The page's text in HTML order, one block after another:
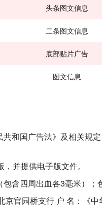
头条图文信息
二条图文信息
底部贴片广告
图文信息
和国广告法》及相关规
并提供电子版文件。
含四周出血各3毫米）
京官园桥支行 户 名：《